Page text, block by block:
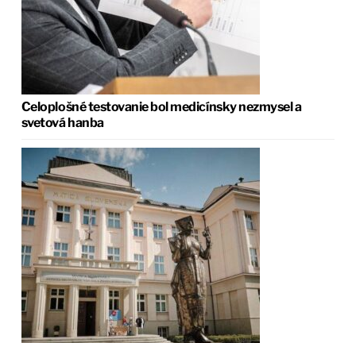
Celoplošné testovanie bol medicínsky nezmysel a
svetová hanba